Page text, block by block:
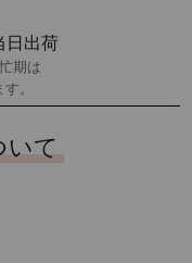
日出荷
期は
。
いて